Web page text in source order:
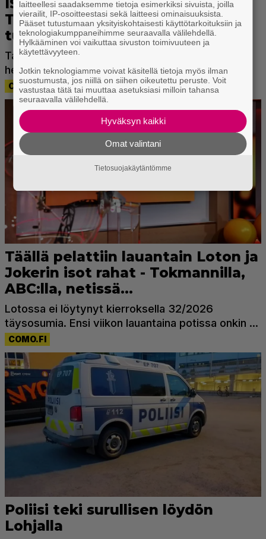
laitteellesi saadaksemme tietoja esimerkiksi sivuista, joilla
vierailit, IP-osoitteestasi sekä laitteesi ominaisuuksista.
Pääset tutustumaan yksityiskohtaisesti käyttötarkoituksiin ja
teknologiakumppaneihimme seuraavalla välilehdellä.
Hylkääminen voi vaikuttaa sivuston toimivuuteen ja
käytettävyyteen.
Jotkin teknologiamme voivat käsitellä tietoja myös ilman
suostumusta, jos niillä on siihen oikeutettu peruste. Voit
vastustaa tätä tai muuttaa asetuksiasi milloin tahansa
seuraavalla välilehdellä.
Hyväksyn kaikki
Omat valintani
Tietosuojakäytäntömme